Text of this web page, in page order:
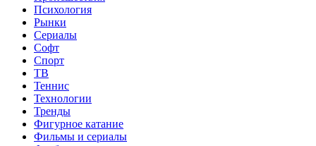
Психология
Рынки
Сериалы
Софт
Спорт
ТВ
Теннис
Технологии
Тренды
Фигурное катание
Фильмы и сериалы